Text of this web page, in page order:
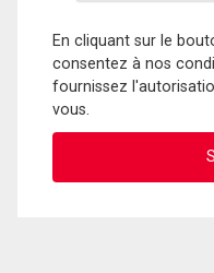
En cliquant sur le
consentez à nos
fournissez
vous.